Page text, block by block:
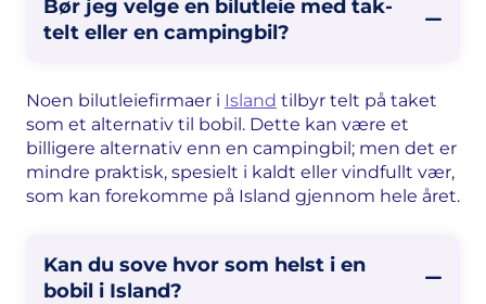
Bør jeg velge en bilutleie med tak-
telt eller en campingbil?
Noen bilutleiefirmaer i Island tilbyr telt på taket
som et alternativ til bobil. Dette kan være et
billigere alternativ enn en campingbil; men det er
mindre praktisk, spesielt i kaldt eller vindfullt vær,
som kan forekomme på Island gjennom hele året.
Kan du sove hvor som helst i en
bobil i Island?